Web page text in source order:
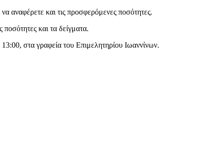
αναφέρετε και τις προσφερόμενες ποσότητες.
και τα δείγματα.
στα γραφεία του Επιμελητηρίου Ιωαννίνων.